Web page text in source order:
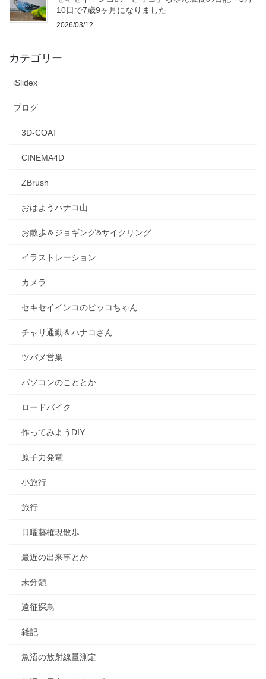
10日で7歳9ヶ月になりました
2026/03/12
カテゴリー
iSlidex
ブログ
3D-COAT
CINEMA4D
ZBrush
おはようハナコ山
お散歩＆ジョギング&サイクリング
イラストレーション
カメラ
セキセイインコのピッコちゃん
チャリ通勤＆ハナコさん
ツバメ営巣
パソコンのこととか
ロードバイク
作ってみようDIY
原子力発電
小旅行
旅行
日曜藤権現散歩
最近の出来事とか
未分類
遠征探鳥
雑記
魚沼の放射線量測定